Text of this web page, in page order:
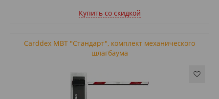
Купить cо скидкой
Carddex MBT "Стандарт", комплект механического
шлагбаума